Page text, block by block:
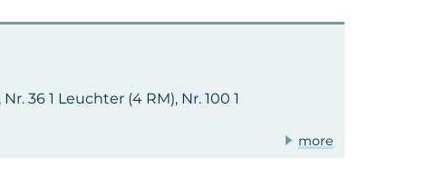
36 1 Leuchter (4 RM), Nr. 100 1
more